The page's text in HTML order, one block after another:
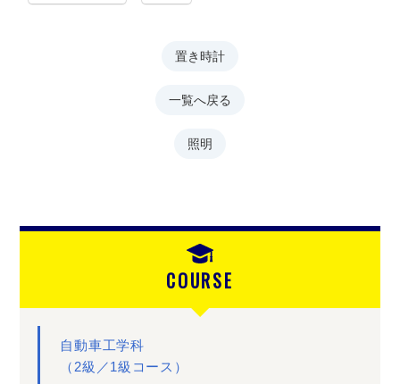
置き時計
一覧へ戻る
照明
COURSE
自動車工学科
（2級／1級コース）